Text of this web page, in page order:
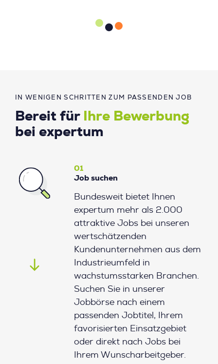
IN WENIGEN SCHRITTEN ZUM PASSENDEN JOB
Bereit für
Ihre Bewerbung
bei expertum
01
Job suchen
Bundesweit bietet Ihnen
expertum mehr als 2.000
attraktive Jobs bei unseren
wertschätzenden
Kundenunternehmen aus dem
Industrieumfeld in
wachstumsstarken Branchen.
Suchen Sie in unserer
Jobbörse nach einem
passenden Jobtitel, Ihrem
favorisierten Einsatzgebiet
oder direkt nach Jobs bei
Ihrem Wunscharbeitgeber.